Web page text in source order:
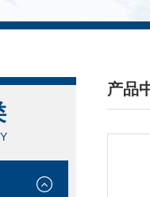
产品
/